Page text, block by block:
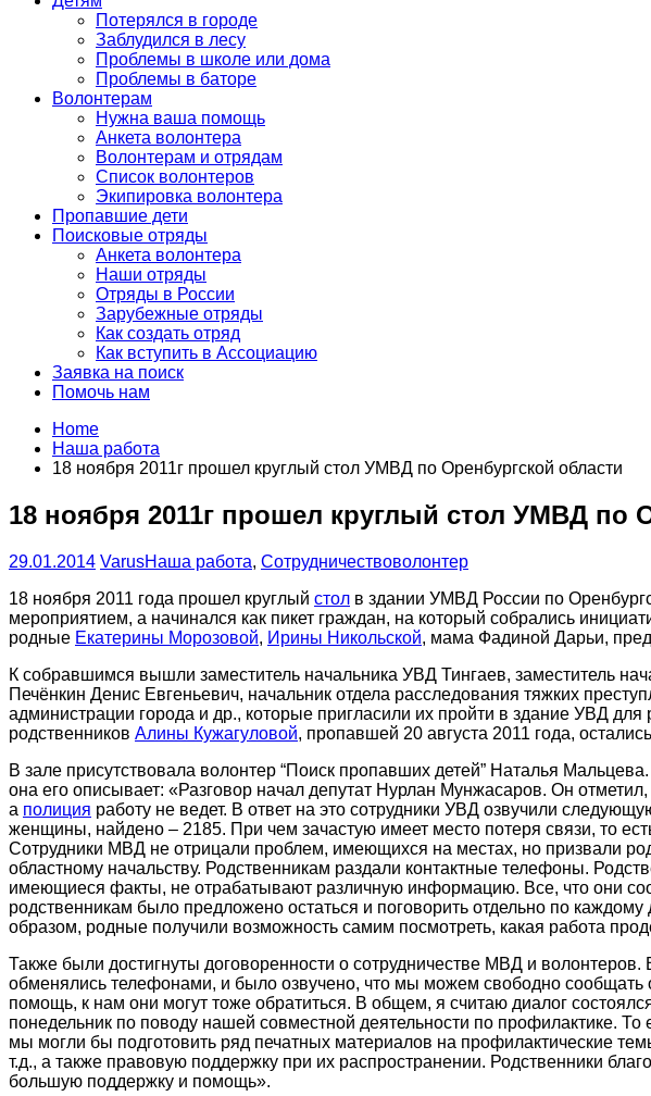
Потерялся в городе
Заблудился в лесу
Проблемы в школе или дома
Проблемы в баторе
Волонтерам
Нужна ваша помощь
Анкета волонтера
Волонтерам и отрядам
Список волонтеров
Экипировка волонтера
Пропавшие дети
Поисковые отряды
Анкета волонтера
Наши отряды
Отряды в России
Зарубежные отряды
Как создать отряд
Как вступить в Ассоциацию
Заявка на поиск
Помочь нам
Home
Наша работа
18 ноября 2011г прошел круглый стол УМВД по Оренбургской области
18 ноября 2011г прошел круглый стол УМВД по
29.01.2014 VarusНаша работа, Сотрудничествоволонтер
18 ноября 2011 года прошел круглый стол в здании УМВД России по
мероприятием, а начинался как пикет граждан, на который собрались
родные Екатерины Морозовой, Ирины Никольской, мама Фадиной Дарьи,
К собравшимся вышли заместитель начальника УВД Тингаев, заместитель
Печёнкин Денис Евгеньевич, начальник отдела расследования тяжких
администрации города и др., которые пригласили их пройти в здание УВД
родственников Алины Кужагуловой, пропавшей 20 августа 2011 года,
В зале присутствовала волонтер “Поиск пропавших детей” Наталья
она его описывает: «Разговор начал депутат Нурлан Мунжасаров. Он
а полиция работу не ведет. В ответ на это сотрудники УВД озвучили
женщины, найдено – 2185. При чем зачастую имеет место потеря связи, то
Сотрудники МВД не отрицали проблем, имеющихся на местах, но призвали
областному начальству. Родственникам раздали контактные телефоны.
имеющиеся факты, не отрабатывают различную информацию. Все, что они
родственникам было предложено остаться и поговорить отдельно по
образом, родные получили возможность самим посмотреть, какая работа
Также были достигнуты договоренности о сотрудничестве МВД и
обменялись телефонами, и было озвучено, что мы можем свободно
помощь, к нам они могут тоже обратиться. В общем, я считаю диалог
понедельник по поводу нашей совместной деятельности по профилактике.
мы могли бы подготовить ряд печатных материалов на профилактические
т.д., а также правовую поддержку при их распространении. Родственники
большую поддержку и помощь».